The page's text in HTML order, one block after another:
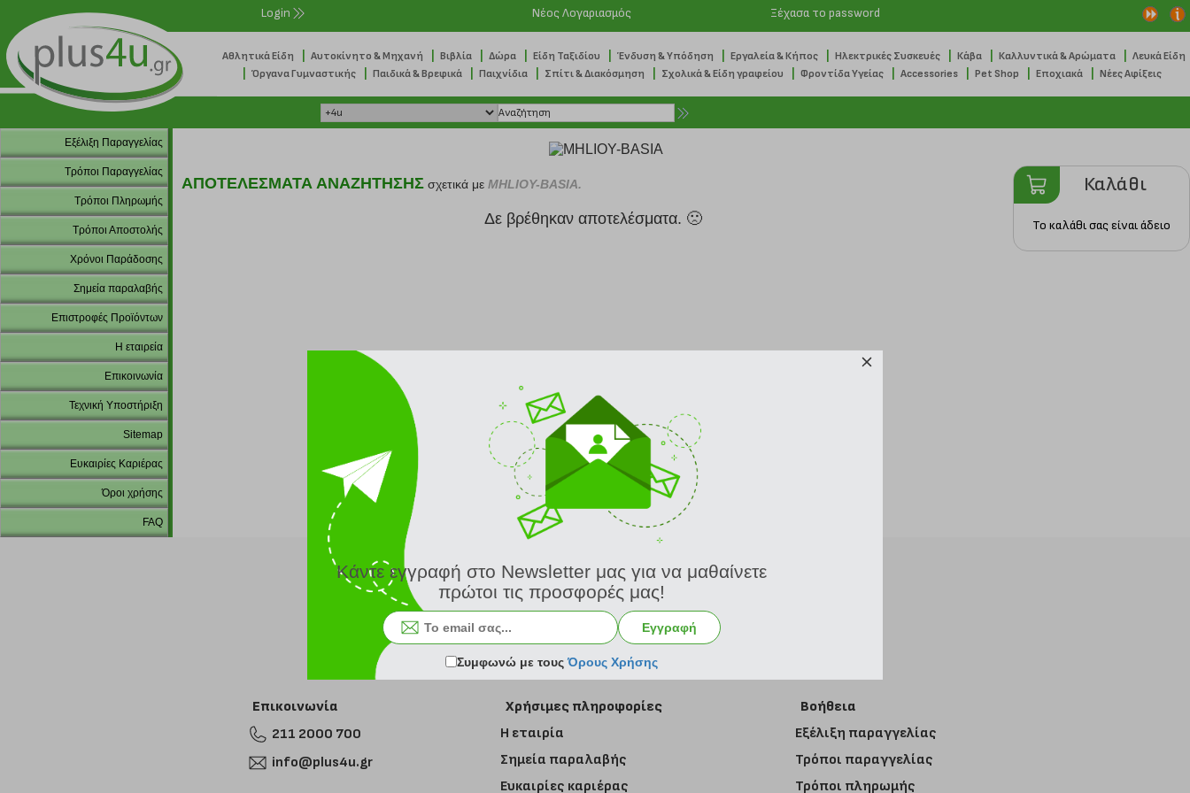
Login Νέος Λογαριασμός Ξέχασα το password
Αθλητικά Είδη Αυτοκίνητο & Μηχανή Βιβλία Δώρα Είδη Ταξιδίου Ένδυση & Υπόδηση Εργαλεία & Κήπος Ηλεκτρικές Συσκευές Κάβα Καλλυντικά & Αρώματα Λευκά Είδη
Όργανα Γυμναστικής Παιδικά & Βρεφικά Παιχνίδια Σπίτι & Διακόσμηση Σχολικά & Είδη γραφείου Φροντίδα Υγείας Accessories Pet Shop Εποχιακά Νέες Αφίξεις
Εξέλιξη Παραγγελίας
Τρόποι Παραγγελίας
Τρόποι Πληρωμής
Τρόποι Αποστολής
Χρόνοι Παράδοσης
Σημεία παραλαβής
Επιστροφές Προϊόντων
Η εταιρεία
Επικοινωνία
Τεχνική Υποστήριξη
Sitemap
Ευκαιρίες Καριέρας
Όροι χρήσης
FAQ
ΑΠΟΤΕΛΕΣΜΑΤΑ ΑΝΑΖΗΤΗΣΗΣ σχετικά με MHLIOY-BASIA.
Δε βρέθηκαν αποτελέσματα. 🙁
Καλάθι
Το καλάθι σας είναι άδειο
Εγγραφή στο newsletter
Επικοινωνία
211 2000 700
info@plus4u.gr
Χρήσιμες πληροφορίες
Η εταιρία
Σημεία παραλαβής
Ευκαιρίες καριέρας
Βοήθεια
Εξέλιξη παραγγελίας
Τρόποι παραγγελίας
Τρόποι πληρωμής
Κάντε εγγραφή στο Newsletter μας για να μαθαίνετε
πρώτοι τις προσφορές μας!
Εγγραφή
Συμφωνώ με τουςΌρους Χρήσης